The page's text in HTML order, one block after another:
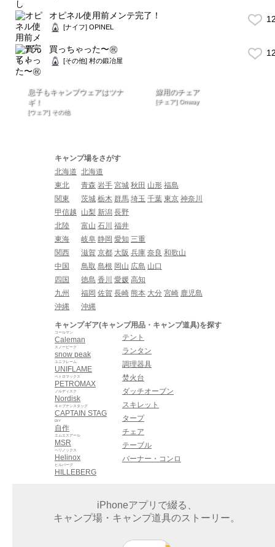
オピネル使用前メンテ完了！
[ナイフ] OPINEL
買っちゃった〜㊗️
[その他] 村の鍛冶屋
息子もキャンプウェアはツナ
ギ！
[ウェア] その他
嫁用のチェア
[チェア] Onway
キャンプ場をさがす
北海道 北海道
東北
青森 岩手 宮城 秋田 山形 福島
関東
茨城 栃木 群馬 埼玉 千葉 東京 神奈川
甲信越
山梨 新潟 長野
北陸
富山 石川 福井
東海
岐阜 静岡 愛知 三重
関西
滋賀 京都 大阪 兵庫 奈良 和歌山
中国
鳥取 島根 岡山 広島 山口
四国
徳島 香川 愛媛 高知
九州
福岡 佐賀 長崎 熊本 大分 宮崎 鹿児島
沖縄
沖縄
キャンプギア(キャンプ用品・キャンプ道具)を探す
Caleman
コールマン
snow peak
スノーピーク
UNIFLAME
ユニフレーム
PETROMAX
ペトロマックス
Nordisk
ノルディスク
CAPTAIN STAG
キャプテンスタッグ
自作
DIY
MSR
エムエスアール
Helinox
ヘリノックス
HILLEBERG
ヒルバーグ
テント
ランタン
調理器具
焚火台
ダッチオーブン
スキレット
タープ
チェア
テーブル
バーナー・コンロ
iPhoneアプリで綴る、
キャンプ場・キャンプ道具のストーリー。